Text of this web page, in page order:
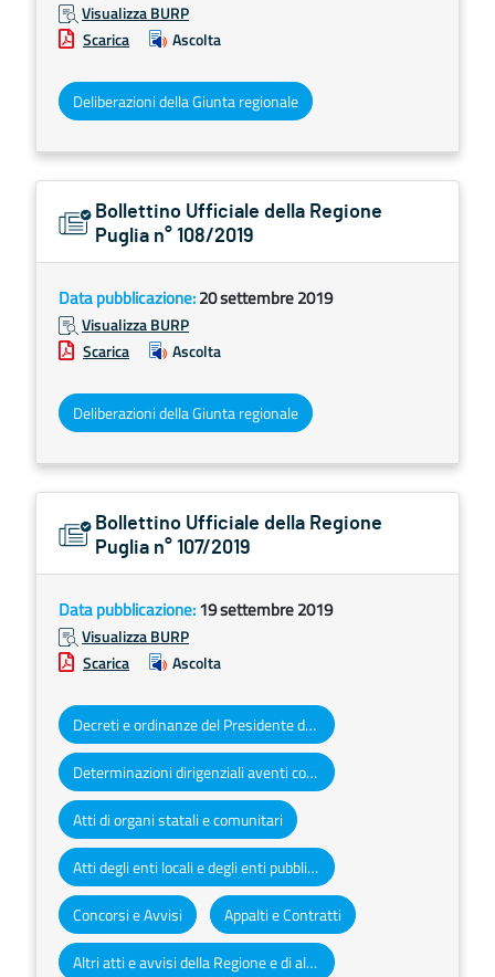
Visualizza BURP
Scarica
Ascolta
Deliberazioni della Giunta regionale
Bollettino Ufficiale della Regione
Puglia n° 108/2019
Data pubblicazione:20 settembre 2019
Visualizza BURP
Scarica
Ascolta
Deliberazioni della Giunta regionale
Bollettino Ufficiale della Regione
Puglia n° 107/2019
Data pubblicazione:19 settembre 2019
Visualizza BURP
Scarica
Ascolta
Decreti e ordinanze del Presidente della Giunta regionale
Determinazioni dirigenziali aventi contenuto di interesse generale
Atti di organi statali e comunitari
Atti degli enti locali e degli enti pubblici e privati
Concorsi e Avvisi Appalti e Contratti
Altri atti e avvisi della Regione e di altri enti pubblici che interessano la collettività regionale